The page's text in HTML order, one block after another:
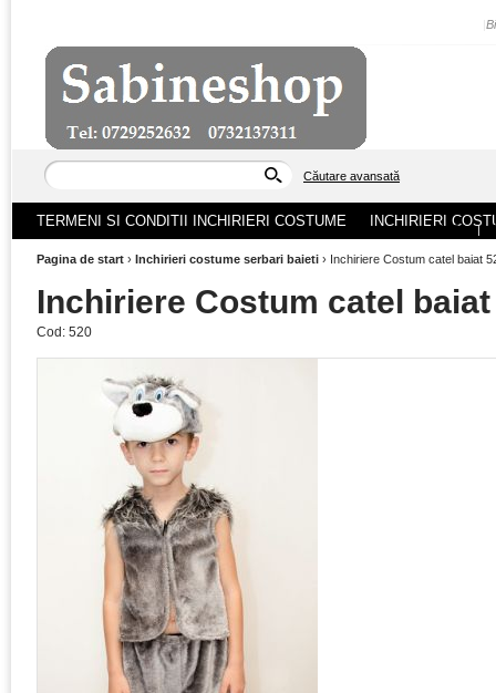
Căutare avansată
ACASA |
TERMENI SI CONDITII INCHIRIERI COSTUME INCHIRIERI
Pagina de start › Inchirieri costume serbari baieti › Inchiriere Costum catel baiat
Inchiriere Costum catel baiat
Cod: 520